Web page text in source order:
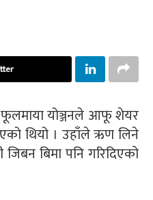
फूलमाया योञ्जनले आफू शेयर
थियो । उहाँले ऋण लिने
बिमा पनि गरिदिएको